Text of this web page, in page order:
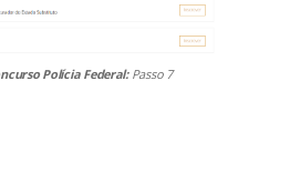
Polícia Federal:Passo 7